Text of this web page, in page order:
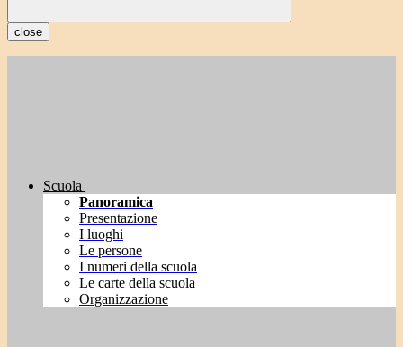
close
Scuola
Panoramica
Presentazione
I luoghi
Le persone
I numeri della scuola
Le carte della scuola
Organizzazione